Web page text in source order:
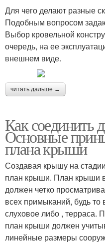
Для чего делают разные
Подобным вопросом
Выбор кровельной
очередь, на ее
внешнем виде.
читать дальше →
Как соединить
Основные
плана крыши
Создавая крышу на
план крыши. План крыши
должен четко
всех примыканий, будь
слуховое либо , терраса.
план крыши должен
линейные размеры